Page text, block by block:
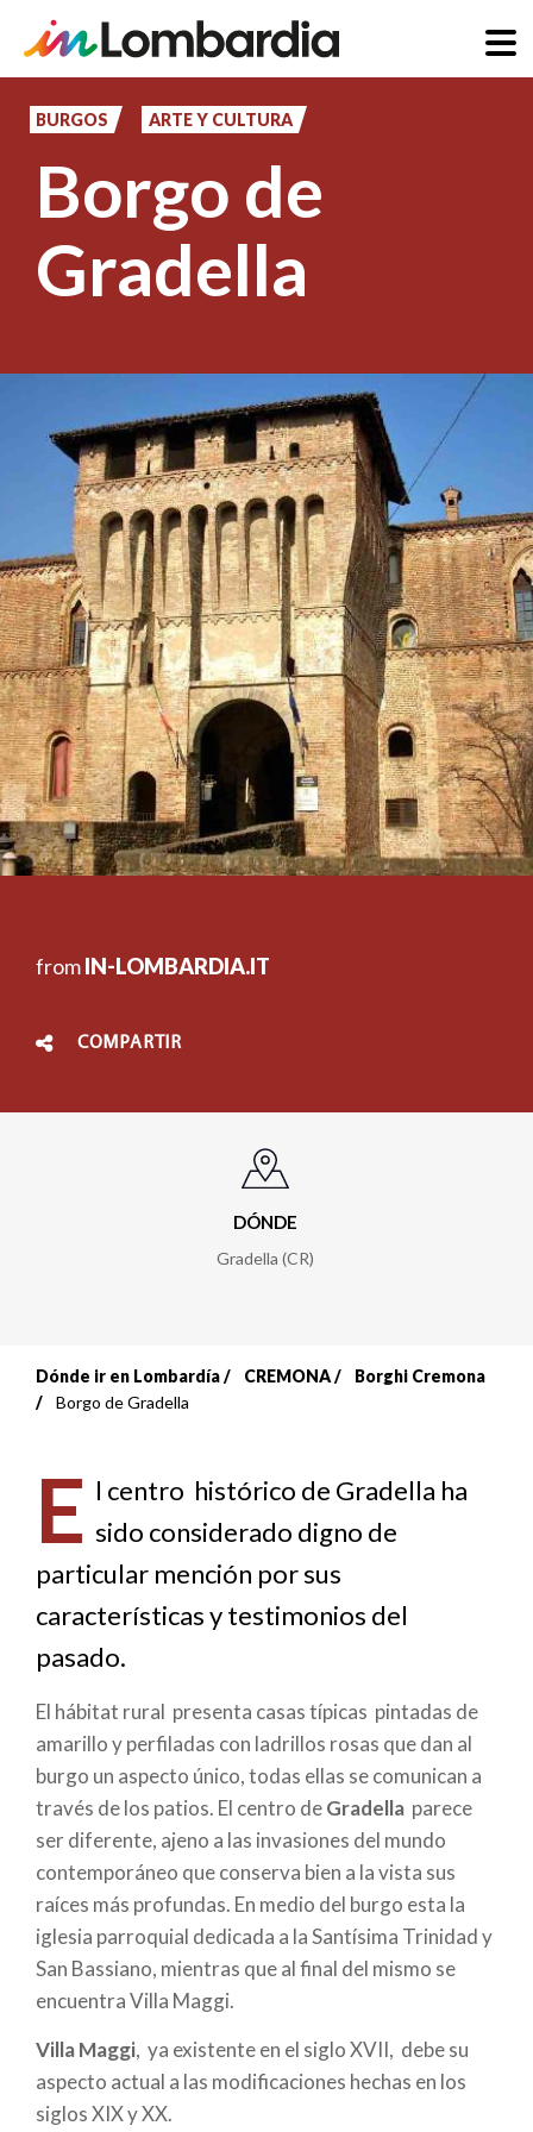
principal
BURGOS ARTE Y CULTURA
Borgo de
Gradella
fromIN-LOMBARDIA.IT
COMPARTIR
DÓNDE
Gradella (CR)
Sobrescribir
de
ayuda
a
la
navegación
Dónde ir en Lombardía CREMONA
Borghi Cremona
Borgo de Gradella
E l centro histórico de Gradella ha
sido considerado digno de
particular mención por sus
características y testimonios del
pasado.
El hábitat rural presenta casas típicas pintadas de
amarillo y perfiladas con ladrillos rosas que dan al
burgo un aspecto único, todas ellas se comunican a
través de los patios. El centro deGradella parece
ser diferente, ajeno a las invasiones del mundo
contemporáneo que conserva bien a la vista sus
raíces más profundas. En medio del burgo esta la
iglesia parroquial dedicada a la Santísima Trinidad y
San Bassiano, mientras que al final del mismo se
encuentra Villa Maggi.
Villa Maggi, ya existente en el siglo XVII, debe su
aspecto actual a las modificaciones hechas en los
siglos XIX y XX.